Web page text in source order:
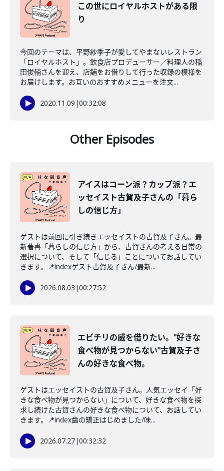
この世にロイヤルホストがある限
り
今回のテーマは、平野紗季子が愛してやまないレストラン
「ロイヤルホスト」。飲食店プロデューサー／料理人の稲
田俊輔さんを迎え、店舗をお借りして行った収録の模様を
お届けします。お互いのおすすめメニューを注文...
2020.11.09 |00:32:08
Other Episodes
アイスはコーン派？カップ派？エ
ッセイスト古賀及子さんの「暮ら
しの信じ方」
ゲストは前回に引き続きエッセイストの古賀及子さん。最
新著書「暮らしの信じ方」から、古賀さんの考える日常の
選択について、そして「信じる」ことについてお話してい
きます。📍indexゲスト古賀及子さん/最新...
2026.08.03 |00:27:52
エビチリの威を借りたい。"好きな
食べ物が見つからない"古賀及子さ
んの好きな食べ物。
ゲストはエッセイストの古賀及子さん。人気エッセイ「好
きな食べ物が見つからない」について、好きな食べ物を探
求し続けた古賀さんの好きな食べ物について、お話してい
きます。📍index歯の矯正はじめました/味...
2026.07.27|00:32:32